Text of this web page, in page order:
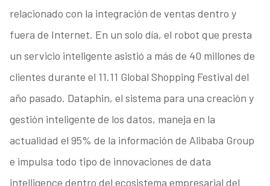
relacionado con la integración de ventas dentro y
fuera de Internet. En un solo día, el robot que presta
un servicio inteligente asistió a más de 40 millones de
clientes durante el 11.11 Global Shopping Festival del
año pasado. Dataphin, el sistema para una creación y
gestión inteligente de los datos, maneja en la
actualidad el 95% de la información de Alibaba Group
e impulsa todo tipo de innovaciones de data
intelligence dentro del ecosistema empresarial del